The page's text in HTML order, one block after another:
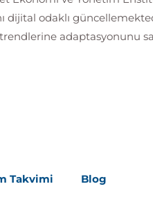
dijital odaklı
adaptasyonunu
Takvimi Blog